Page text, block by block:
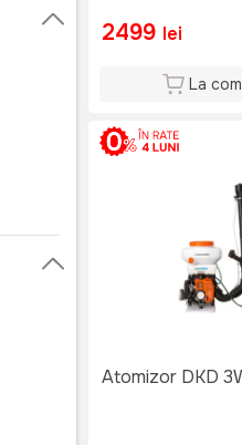
2499 lei
La
Atomizor DKD